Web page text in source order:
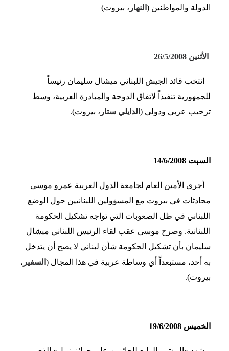
الدولة والمواطنين ( النهار ، بيروت)
الأثنين 26/5/2008
– انتخب قائد الجيش اللبناني ميشال سليمان رئيساً
للجمهورية تنفيذاً لاتفاق الدوحة والمبادرة العربية، وسط
ترحيب عربي ودولي ( الدايلي ستار ، بيروت).
السبت 14/6/2008
– أجرى الأمين العام لجامعة الدول العربية عمرو موسى
محادثات في بيروت مع المسؤولين اللبنانيين حول الوضع
اللبناني في ظل الصعوبات التي تواجه تشكيل الحكومة
اللبنانية. وصرح موسى عقب لقاء الرئيس اللبناني ميشال
سليمان بأن تشكيل الحكومة شأن لبناني لا يصح أن يتدخل
به أحد، مستبعداً أي وساطة عربية في هذا المجال ( السفير ،
بيروت).
الخميس 19/6/2008